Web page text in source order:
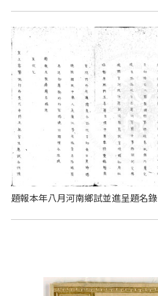
題報本年八月河南鄉試並進呈題名錄